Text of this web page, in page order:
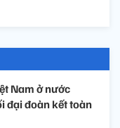
Nam ở nước
đại đoàn kết toàn